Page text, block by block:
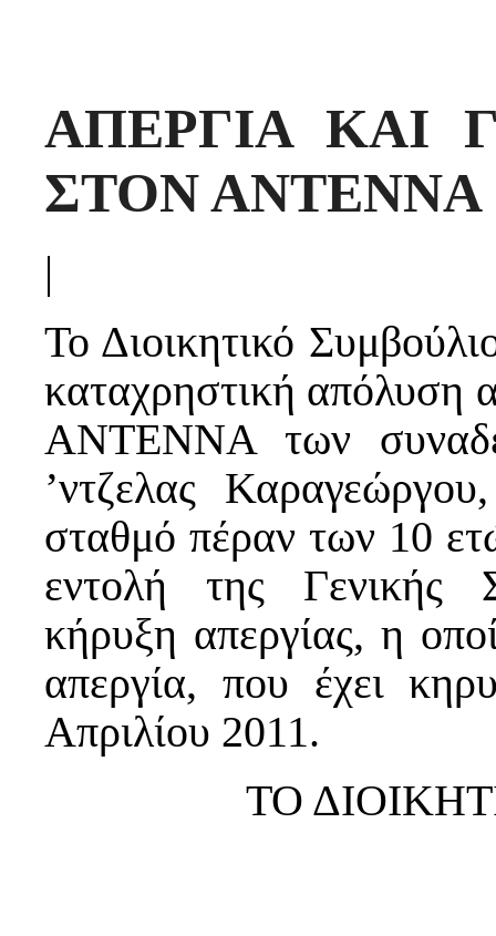
ΑΠΕΡΓΙΑ ΚΑΙ
ΣΤΟΝ ΑΝΤΕΝΝΑ
|
Το Διοικητικό
καταχρηστική απόλυση
ΑΝΤΕΝΝΑ των
’ντζελας
σταθμό πέραν των 10
εντολή της Γενικής
κήρυξη απεργίας, η
απεργία, που έχει
Απριλίου 2011.
ΤΟ